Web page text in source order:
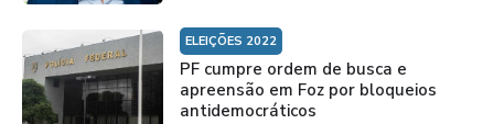
ELEIÇÕES 2022
PF cumpre ordem de busca e
apreensão em Foz por bloqueios
antidemocráticos